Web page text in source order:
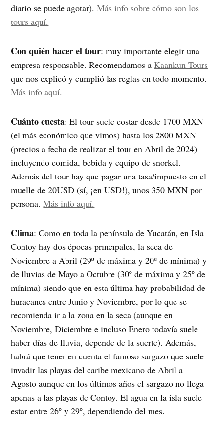
diario se puede agotar).Más info sobre cómo son los
tours aquí.
Con quién hacer el tour: muy importante elegir una
empresa responsable. Recomendamos a Kaankun Tours
que nos explicó y cumplió las reglas en todo momento.
Más info aquí.
Cuánto cuesta: El tour suele costar desde 1700 MXN
(el más económico que vimos) hasta los 2800 MXN
(precios a fecha de realizar el tour en Abril de 2024)
incluyendo comida, bebida y equipo de snorkel.
Además del tour hay que pagar una tasa/impuesto en el
muelle de 20USD (sí, ¡en USD!), unos 350 MXN por
persona.Más info aquí.
Clima: Como en toda la península de Yucatán, en Isla
Contoy hay dos épocas principales, la seca de
Noviembre a Abril (29º de máxima y 20º de mínima) y
de lluvias de Mayo a Octubre (30º de máxima y 25º de
mínima) siendo que en esta última hay probabilidad de
huracanes entre Junio y Noviembre, por lo que se
recomienda ir a la zona en la seca (aunque en
Noviembre, Diciembre e incluso Enero todavía suele
haber días de lluvia, depende de la suerte). Además,
habrá que tener en cuenta el famoso sargazo que suele
invadir las playas del caribe mexicano de Abril a
Agosto aunque en los últimos años el sargazo no llega
apenas a las playas de Contoy. El agua en la isla suele
estar entre 26º y 29º, dependiendo del mes.